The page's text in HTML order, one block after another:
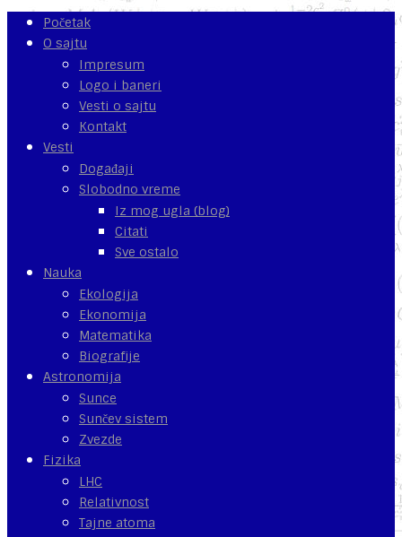
Početak
O sajtu
Impresum
Logo i baneri
Vesti o sajtu
Kontakt
Vesti
Događaji
Slobodno vreme
Iz mog ugla (blog)
Citati
Sve ostalo
Nauka
Ekologija
Ekonomija
Matematika
Biografije
Astronomija
Sunce
Sunčev sistem
Zvezde
Fizika
LHC
Relativnost
Tajne atoma